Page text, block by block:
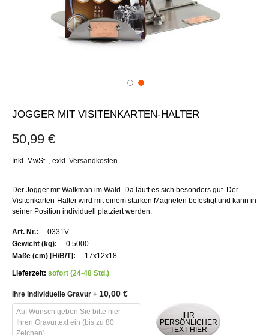
JOGGER MIT VISITENKARTEN-HALTER
50,99 €
Inkl. MwSt. exkl. Versandkosten
Der Jogger mit Walkman im Wald. Da läuft es sich besonders gut. Der
Visitenkarten-Halter wird mit einem starken Magneten befestigt und kann in
seiner Position individuell platziert werden.
Weitere
Informationen
0331V
0.5000
17x12x18
Lieferzeit: sofort (24-48 Std.)
Ihre individuelle Gravur + 10,00 €
IHR
PERSÖNLICHER
TEXT HIER